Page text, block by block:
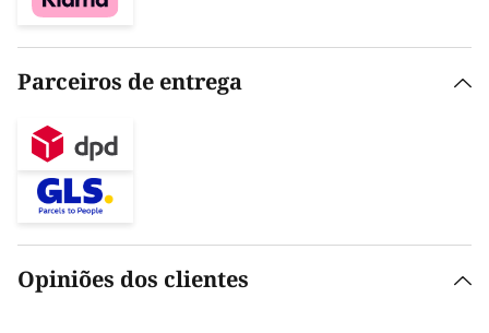
Parceiros de entrega
Opiniões dos clientes